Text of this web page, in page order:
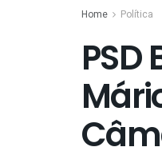
Home Política